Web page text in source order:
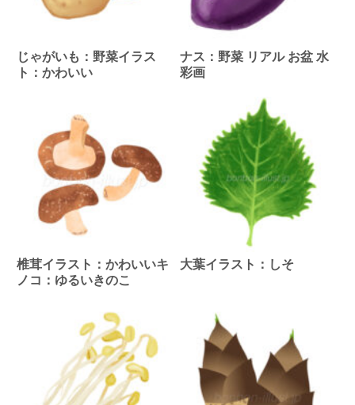
じゃがいも：野菜イラス
ト：かわいい
ナス：野菜 リアル お盆 水
彩画
椎茸イラスト：かわいいキ
ノコ：ゆるいきのこ
大葉イラスト：しそ